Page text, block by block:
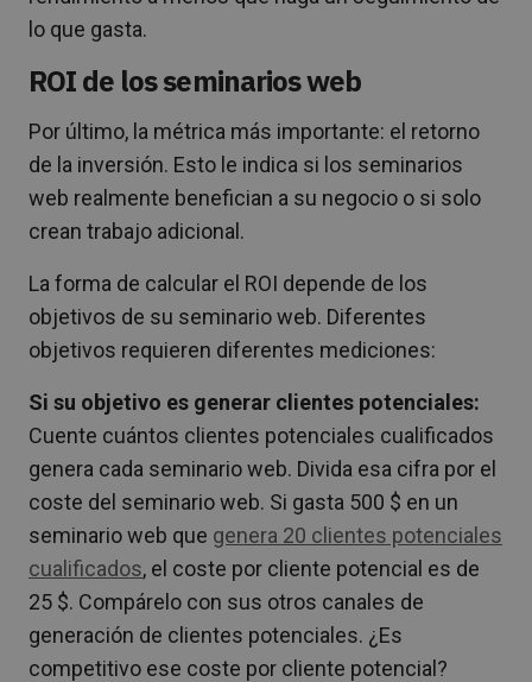
lo que gasta.
ROI de los seminarios web
Por último, la métrica más importante: el retorno
de la inversión. Esto le indica si los seminarios
web realmente benefician a su negocio o si solo
crean trabajo adicional.
La forma de calcular el ROI depende de los
objetivos de su seminario web. Diferentes
objetivos requieren diferentes mediciones:
Si su objetivo es generar clientes potenciales:
Cuente cuántos clientes potenciales cualificados
genera cada seminario web. Divida esa cifra por el
coste del seminario web. Si gasta 500 $ en un
seminario web que genera 20 clientes potenciales
cualificados, el coste por cliente potencial es de
25 $. Compárelo con sus otros canales de
generación de clientes potenciales. ¿Es
competitivo ese coste por cliente potencial?